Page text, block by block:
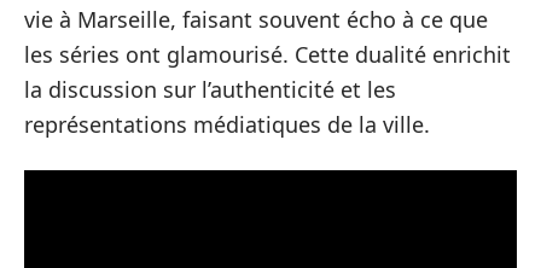
vie à Marseille, faisant souvent écho à ce que
les séries ont glamourisé. Cette dualité enrichit
la discussion sur l’authenticité et les
représentations médiatiques de la ville.